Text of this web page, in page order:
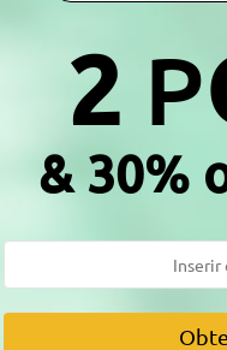
processo de produção.
2 P
& 30%